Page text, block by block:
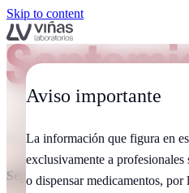
Skip to content
Aviso importante
La información que figura en
exclusivamente a
o dispensar medicamentos,
Septomida MD, tratamiento